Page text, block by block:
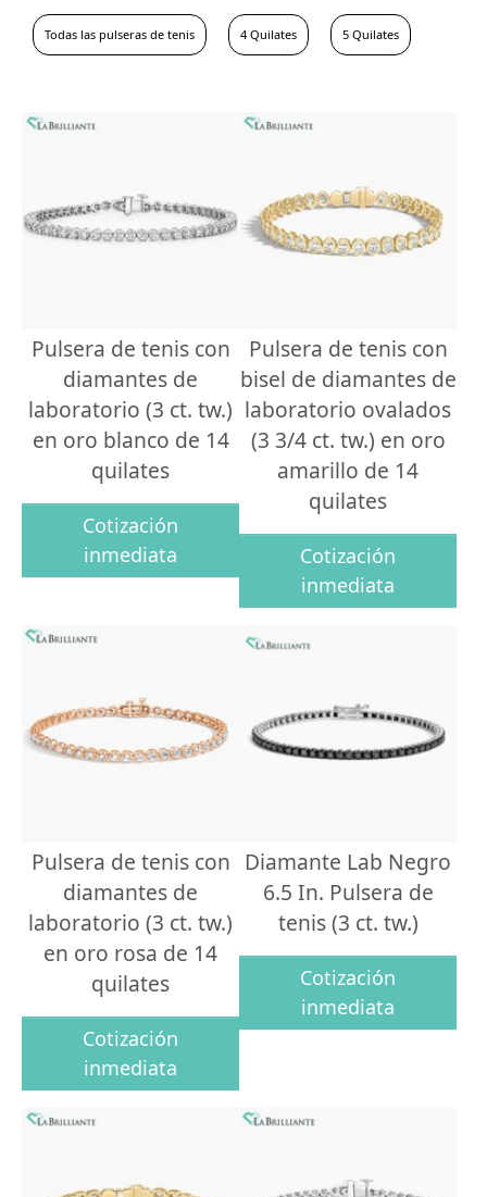
Todas las pulseras de tenis 4 Quilates 5 Quilates
Pulsera de tenis con
diamantes de
laboratorio (3 ct. tw.)
en oro blanco de 14
quilates
Cotización
inmediata
Pulsera de tenis con
bisel de diamantes de
laboratorio ovalados
(3 3/4 ct. tw.) en oro
amarillo de 14
quilates
Cotización
inmediata
Pulsera de tenis con
diamantes de
laboratorio (3 ct. tw.)
en oro rosa de 14
quilates
Cotización
inmediata
Diamante Lab Negro
6.5 In. Pulsera de
tenis (3 ct. tw.)
Cotización
inmediata